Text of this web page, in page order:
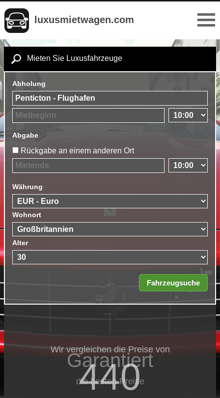
luxusmietwagen.com
Mieten Sie Luxusfahrzeuge
Abholung
Abgabe
Rückgabe an einem anderen Ort
Währung
Wohnort
Alter
Wir vergleichen die Preise von
440
Garantiert
die besten Preise